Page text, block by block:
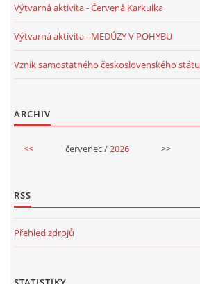
HALLOWEEN
Výtvarná aktivita - Červená Karkulka
Výtvarná aktivita - MEDÚZY V POHYBU
Vznik samostatného československého státu
ARCHIV
<< červenec / 2026 >>
RSS
Přehled zdrojů